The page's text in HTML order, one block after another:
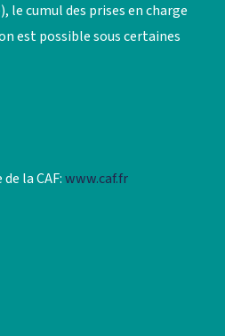
le cumul des prises en charge
est possible sous certaines
la CAF:www.caf.fr